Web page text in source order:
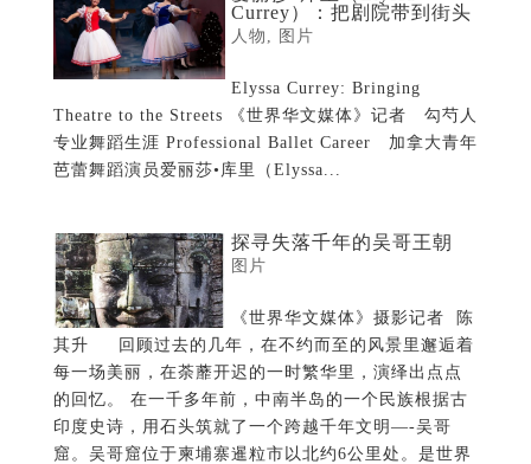
Currey）：把剧院带到街头
人物 , 图片
Elyssa Currey: Bringing
Theatre to the Streets 《世界华文媒体》记者 勾芍人
专业舞蹈生涯 Professional Ballet Career 加拿大青年
芭蕾舞蹈演员爱丽莎•库里（Elyssa...
探寻失落千年的吴哥王朝
图片
《世界华文媒体》摄影记者 陈
其升 回顾过去的几年，在不约而至的风景里邂逅着
每一场美丽，在荼蘼开迟的一时繁华里，演绎出点点
的回忆。 在一千多年前，中南半岛的一个民族根据古
印度史诗，用石头筑就了一个跨越千年文明—-吴哥
窟。吴哥窟位于柬埔寨暹粒市以北约6公里处。是世界